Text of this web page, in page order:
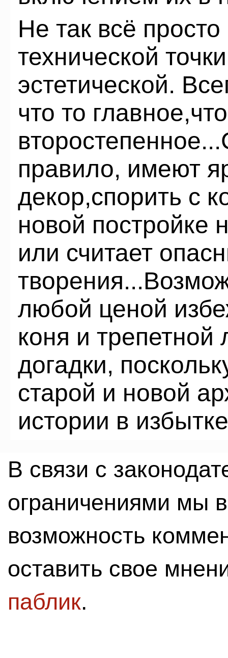
Не так всё
технической
эстетической.
что то
правило, имеют
декор,спорить с
новой постройке
или считает
любой ценой
коня и трепетной
догадки,
старой и новой
истории в избытке
В связи с
ограничениями мы
возможность
оставить свое
паблик.